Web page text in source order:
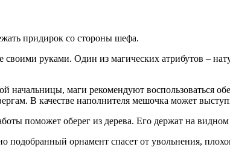
придирок со стороны шефа.
руками. Один из магических атрибутов –
начальницы, маги рекомендуют воспользоваться
В качестве наполнителя мешочка может
поможет оберег из дерева. Его держат на
подобранный орнамент спасет от увольнения,